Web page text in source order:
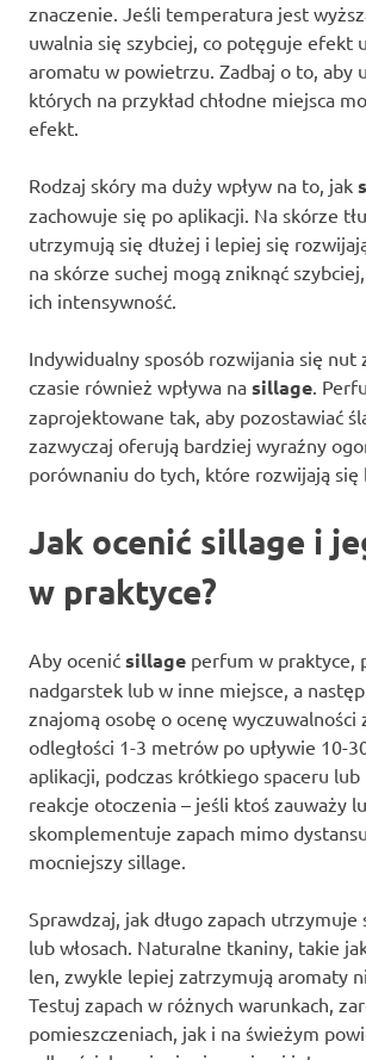
znaczenie. Jeśli temperatura jest
uwalnia się szybciej, co potęguje efekt
aromatu w powietrzu. Zadbaj o to, aby
których na przykład chłodne miejsca
efekt.
Rodzaj skóry ma duży wpływ na to, jak
zachowuje się po aplikacji. Na skórze
utrzymują się dłużej i lepiej się
na skórze suchej mogą zniknąć
ich intensywność.
Indywidualny sposób rozwijania się nut
czasie również wpływa na sillage.
zaprojektowane tak, aby pozostawiać
zazwyczaj oferują bardziej wyraźny
porównaniu do tych, które rozwijają się
Jak ocenić sillage i
w praktyce?
Aby ocenić sillage perfum w praktyce,
nadgarstek lub w inne miejsce, a
znajomą osobę o ocenę wyczuwalności
odległości 1-3 metrów po upływie 10-
aplikacji, podczas krótkiego spaceru
reakcje otoczenia – jeśli ktoś zauważy
skomplementuje zapach mimo
mocniejszy sillage.
Sprawdzaj, jak długo zapach utrzymuje
lub włosach. Naturalne tkaniny, takie
len, zwykle lepiej zatrzymują aromaty
Testuj zapach w różnych warunkach,
pomieszczeniach, jak i na świeżym